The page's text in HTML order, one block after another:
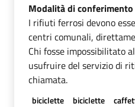
Modalità di conferimento
I rifiuti ferrosi devono
centri comunali,
Chi fosse impossibilitato
usufruire del servizio di
chiamata.
biciclette biciclette